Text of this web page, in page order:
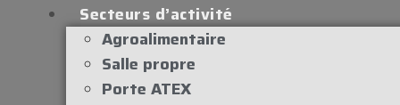
Secteurs d’activité
Agroalimentaire
Salle propre
Porte ATEX